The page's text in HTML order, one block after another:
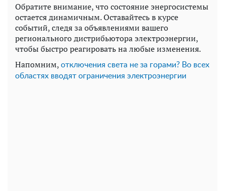
Обратите внимание, что состояние энергосистемы
остается динамичным. Оставайтесь в курсе
событий, следя за объявлениями вашего
регионального дистрибьютора электроэнергии,
чтобы быстро реагировать на любые изменения.
Напомним, отключения света не за горами? Во всех
областях вводят ограничения электроэнергии